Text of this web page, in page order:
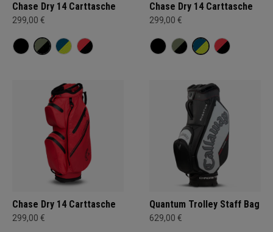
Chase Dry 14 Carttasche
299,00 €
Chase Dry 14 Carttasche
299,00 €
Chase Dry 14 Carttasche
299,00 €
Quantum Trolley Staff Bag
629,00 €